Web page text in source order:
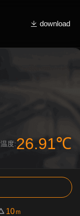
download
温度:26.91℃
10m